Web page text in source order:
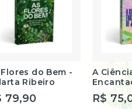
do Bem -
Ribeiro
79,90
A
Jurema
Leite
R$